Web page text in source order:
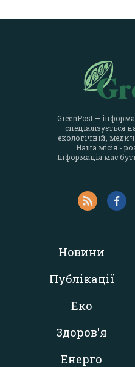
GreenPost —
спеціалізується
екологічній,
Наша місія -
Інформація має
Новини
Публікації
Еко
Здоров'я
Енерго